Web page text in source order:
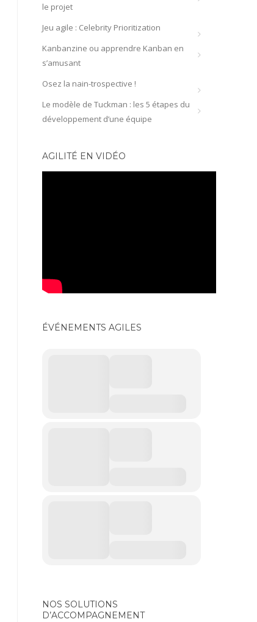
le projet
Jeu agile : Celebrity Prioritization
Kanbanzine ou apprendre Kanban en
s’amusant
Osez la nain-trospective !
Le modèle de Tuckman : les 5 étapes du
développement d’une équipe
AGILITÉ EN VIDÉO
ÉVÉNEMENTS AGILES
NOS SOLUTIONS
D’ACCOMPAGNEMENT